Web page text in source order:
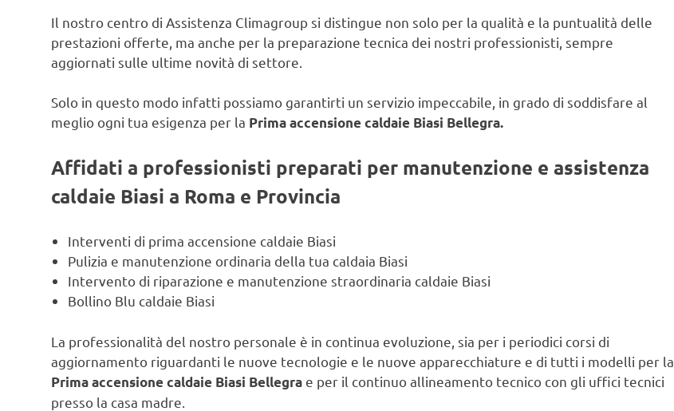
Il nostro centro di Assistenza Climagroup si distingue non solo per la qualità e la puntualità delle
prestazioni offerte, ma anche per la preparazione tecnica dei nostri professionisti, sempre
aggiornati sulle ultime novità di settore.
Solo in questo modo infatti possiamo garantirti un servizio impeccabile, in grado di soddisfare al
meglio ogni tua esigenza per la Prima accensione caldaie Biasi Bellegra.
Affidati a professionisti preparati per manutenzione e assistenza
caldaie Biasi a Roma e Provincia
Interventi di prima accensione caldaie Biasi
Pulizia e manutenzione ordinaria della tua caldaia Biasi
Intervento di riparazione e manutenzione straordinaria caldaie Biasi
Bollino Blu caldaie Biasi
La professionalità del nostro personale è in continua evoluzione, sia per i periodici corsi di
aggiornamento riguardanti le nuove tecnologie e le nuove apparecchiature e di tutti i modelli per la
Prima accensione caldaie Biasi Bellegra e per il continuo allineamento tecnico con gli uffici tecnici
presso la casa madre.